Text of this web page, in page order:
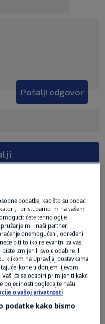
Pošalji odgovor
podatke, kao što su podaci
i pristupamo im na vašem
ćete tehnologije
mi i naši partneri
onemogućeni, određeni
biti toliko relevantni za vas.
biste izmijenili svoje odabire ili
klikom na Upravljaj postavkama
ikone u donjem lijevom
će se odabiri primijeniti kako
pojedinosti pogledajte našu
o vašoj privatnosti
podatke kako bismo